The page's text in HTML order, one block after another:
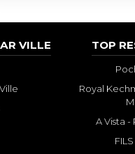
VILLE TOP
Royal
A Vista